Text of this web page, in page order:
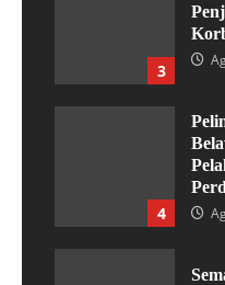
3
4